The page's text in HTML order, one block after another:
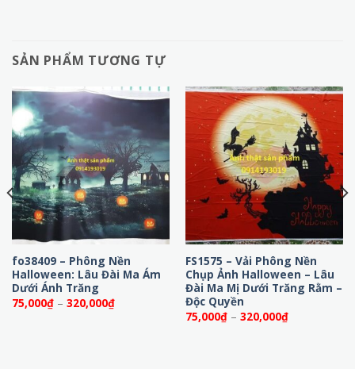
SẢN PHẨM TƯƠNG TỰ
fo38409 – Phông Nền
Halloween: Lâu Đài Ma Ám
Dưới Ánh Trăng
75,000₫ – 320,000₫Khoảng
giá:
FS1575 – Vải Phông Nền
Chụp Ảnh Halloween – Lâu
Đài Ma Mị Dưới Trăng Rằm –
Độc Quyền
75,000₫ – 320,000₫Khoảng
giá: